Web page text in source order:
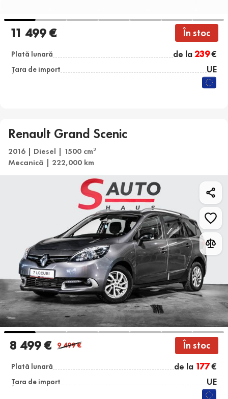
11 499 € În stoc
Plată lunară de la239€
Țara de import UE
Renault Grand Scenic
2016 | Diesel | 1500 cm3
Mecanică | 222,000 km
8 499 € 9 499€ În stoc
Plată lunară de la 177€
Țara de import UE